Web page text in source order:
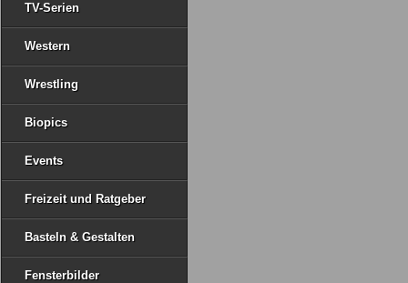
TV-Serien
Western
Wrestling
Biopics
Events
Freizeit und Ratgeber
Basteln & Gestalten
Fensterbilder